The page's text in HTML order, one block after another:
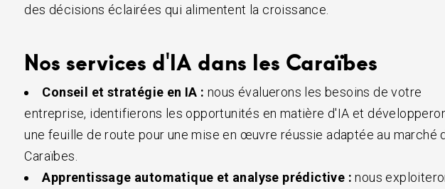
des décisions éclairées qui alimentent la croissance.
Nos services d'IA dans les Caraïbes
Conseil et stratégie en IA : nous évaluerons les besoins de votre
entreprise, identifierons les opportunités en matière d'IA et
une feuille de route pour une mise en œuvre réussie adaptée au marché
Caraïbes.
Apprentissage automatique et analyse prédictive : nous